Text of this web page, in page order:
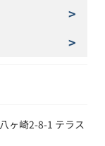
八ヶ崎2-8-1 テラス